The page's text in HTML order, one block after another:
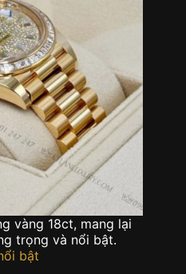
vàng 18ct, mang lại
trọng và nổi bật.
bật